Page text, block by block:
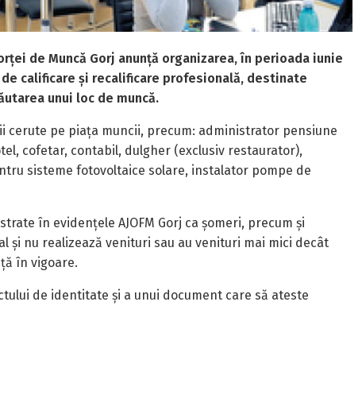
de Muncă Gorj anunță organizarea, în perioada iunie
calificare și recalificare profesională, destinate
unui loc de muncă.
cerute pe piața muncii, precum: administrator pensiune
cofetar, contabil, dulgher (exclusiv restaurator),
sisteme fotovoltaice solare, instalator pompe de
în evidențele AJOFM Gorj ca șomeri, precum și
și nu realizează venituri sau au venituri mai mici decât
în vigoare.
de identitate și a unui document care să ateste